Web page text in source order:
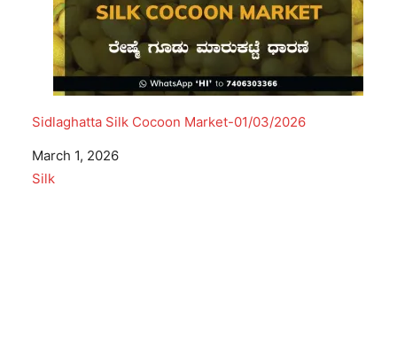
Sidlaghatta Silk Cocoon Market-01/03/2026
Date
March 1, 2026
In relation to
Silk